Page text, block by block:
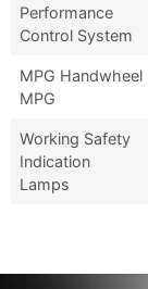
Performance
Control System
MPG Handwheel
MPG
Working Safety
Indication
Lamps